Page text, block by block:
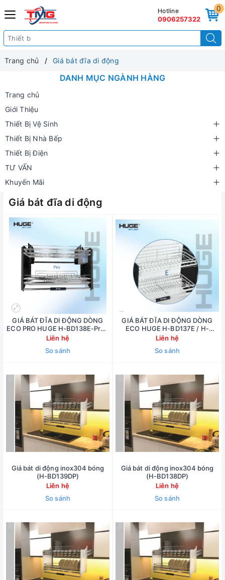
0
Hotline
0906257322
Trang chủ Giá bát đĩa di động
DANH MỤC NGÀNH HÀNG
Trang chủ
Giới Thiệu
Thiết Bị Vệ Sinh
Thiết Bị Nhà Bếp
Thiết Bị Điện
TƯ VẤN
Khuyến Mãi
Giá bát đĩa di động
GIÁ BÁT ĐĨA DI ĐỘNG DÒNG
ECO PRO HUGE H-BD138E-Pro /
H-BD139E-Pro
Liên hệ
So sánh
GIÁ BÁT ĐĨA DI ĐỘNG DÒNG
ECO HUGE H-BD137E / H-
BD138E
Liên hệ
So sánh
Giá bát di động inox304 bóng
(H-BD139DP)
Liên hệ
So sánh
Giá bát di động inox304 bóng
(H-BD138DP)
Liên hệ
So sánh